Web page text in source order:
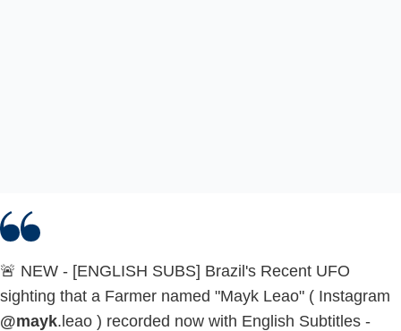
🚨 NEW - [ENGLISH SUBS] Brazil's Recent UFO
sighting that a Farmer named "Mayk Leao" ( Instagram
@mayk.leao ) recorded now with English Subtitles -